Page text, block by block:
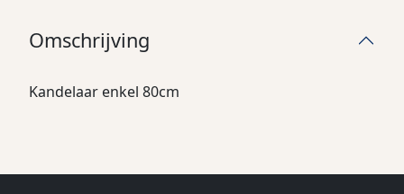
Omschrijving
Kandelaar enkel 80cm